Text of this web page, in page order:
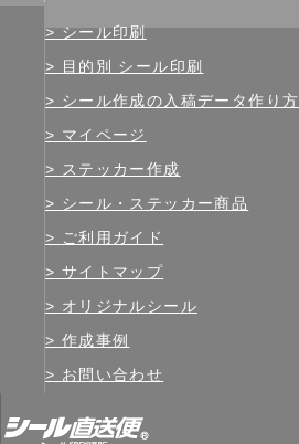
シール印刷
目的別 シール印刷
シール作成の入稿データ作り方
マイページ
ステッカー作成
シール・ステッカー商品
ご利用ガイド
サイトマップ
オリジナルシール
作成事例
お問い合わせ